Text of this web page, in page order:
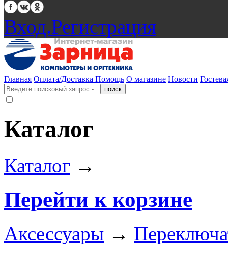
Вход.Регистрация
Главная Оплата/Доставка Помощь О магазине Новости
Каталог
Каталог →
Перейти к корзине
Аксессуары →